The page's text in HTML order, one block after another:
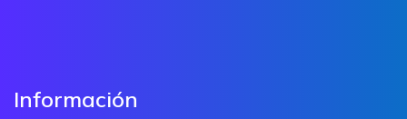
Información